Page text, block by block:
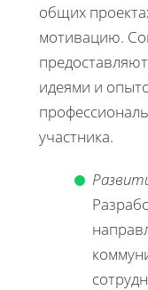
общих
мотивацию.
идеями и
участника.